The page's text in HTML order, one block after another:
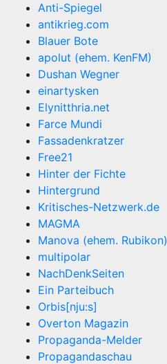
Anti-Spiegel
antikrieg.com
Blauer Bote
apolut (ehem. KenFM)
Dushan Wegner
einartysken
Elynitthria.net
Farce Mundi
Fassadenkratzer
Free21
Hinter der Fichte
Hintergrund
Kritisches-Netzwerk.de
MAGMA
Manova (ehem. Rubikon)
multipolar
NachDenkSeiten
Ein Parteibuch
Orbis[nju:s]
Overton Magazin
Propaganda-Melder
Propagandaschau